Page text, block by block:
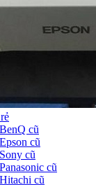
cũ
cũ
cũ
cũ
cũ